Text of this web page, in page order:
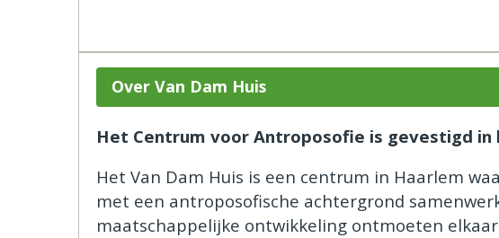
Over Van Dam Huis
Het Centrum voor Antroposofie is gevestigd in
Het Van Dam Huis is een centrum in Haarlem
met een antroposofische achtergrond
maatschappelijke ontwikkeling ontmoeten